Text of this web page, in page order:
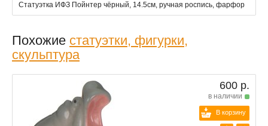
Статуэтка ИФЗ Пойнтер чёрный, 14.5см, ручная роспись, фарфор
Похожие статуэтки, фигурки,
скульптура
600 р.
в наличии
В корзину